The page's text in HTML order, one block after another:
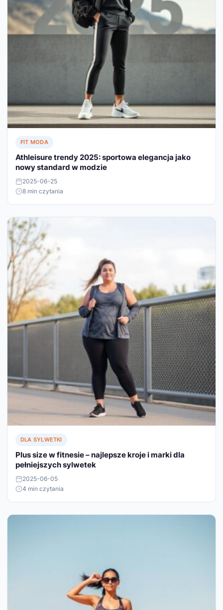
FIT MODA
Athleisure trendy 2025: sportowa elegancja jako
nowy standard w modzie
2025-06-25
8 min czytania
DLA SYLWETKI
Plus size w fitnesie – najlepsze kroje i marki dla
pełniejszych sylwetek
2025-06-05
4 min czytania